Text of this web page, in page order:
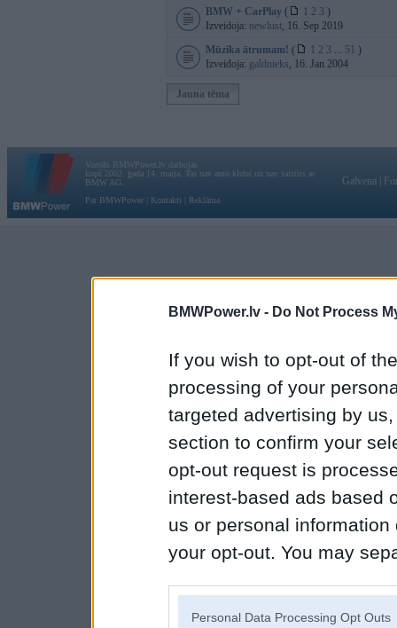
BMWPower.lv - Do Not Process
If you wish to opt-out of
processing of your
targeted advertising by
section to confirm your
opt-out request is
interest-based ads based
us or personal
your opt-out. You may
Personal Data Processing Opt Outs
BMW + CarPlay ( 1 2 3 )
Izveidoja: newlust, 16. Sep 2019
Mūzika ātrumam! ( 1 2 3 ... 51 )
Izveidoja: galdnieks, 16. Jan 2004
Jauna tēma
Vortāls BMWPower.lv darbojas
kopš 2002. gada 14. maija. Tas nav auto klubs un nav saistīts ar
BMW AG.
Par BMWPower
Kontakti Reklāma
Galvena